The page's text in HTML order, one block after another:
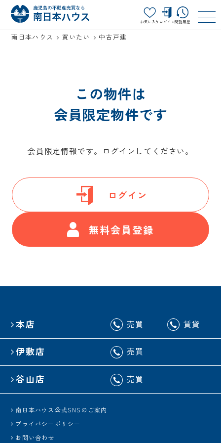
お気に入り ログイン閲覧履歴
南日本ハウス 買いたい 中古戸建
この物件は
会員限定物件です
会員限定情報です。ログインしてください。
ログイン
無料会員登録
本店 売買 賃貸
伊敷店 売買
谷山店 売買
南日本ハウス公式SNSのご案内
プライバシーポリシー
お問い合わせ